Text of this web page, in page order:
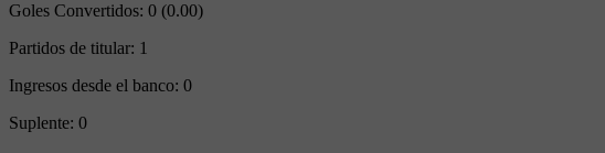
Goles Convertidos: 0 (0.00)
Partidos de titular: 1
Ingresos desde el banco: 0
Suplente: 0